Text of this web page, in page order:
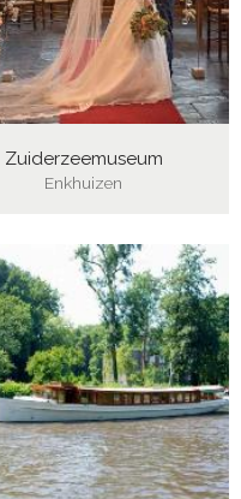
Zuiderzeemuseum
Enkhuizen